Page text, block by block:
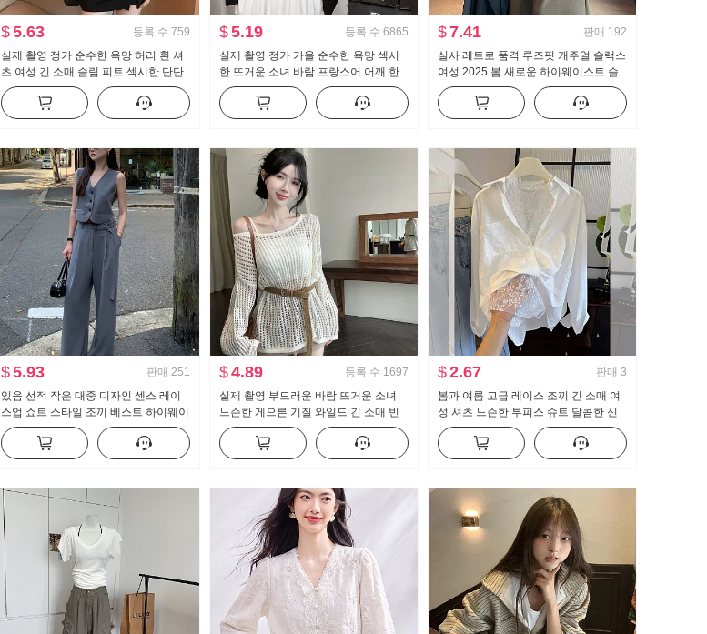
$5.63 등록 수 759
실제 촬영 정가 순수한 욕망 허리 흰 셔
츠 여성 긴 소매 슬림 피트 섹시한 단단
한 셔츠 ol 유니폼 경력 작업복
$5.19 등록 수 6865
실제 촬영 정가 가을 순수한 욕망 섹시
한 뜨거운 소녀 바람 프랑스어 어깨 한
개 긴 소매 티셔츠 여자 프릴 허리 맨위
$7.41 판매 192
실사 레트로 품격 루즈핏 캐주얼 슬랙스
여성 2025 봄 새로운 하이웨이스트 슬
림해 보이는 도루 센스 바닥 청소 바지
긴 바지
$5.93 판매 251
있음 선적 작은 대중 디자인 센스 레이
스업 쇼트 스타일 조끼 베스트 하이웨이
스트 도루 센스 넓은 다리 캐주얼 바지
세트
$4.89 등록 수 1697
실제 촬영 부드러운 바람 뜨거운 소녀
느슨한 게으른 기질 와일드 긴 소매 빈
뜨개질 블라우스 캐미솔
$2.67 판매 3
봄과 여름 고급 레이스 조끼 긴 소매 여
성 셔츠 느슨한 투피스 슈트 달콤한 신
선한